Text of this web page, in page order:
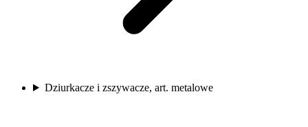
Dziurkacze i zszywacze, art. metalowe